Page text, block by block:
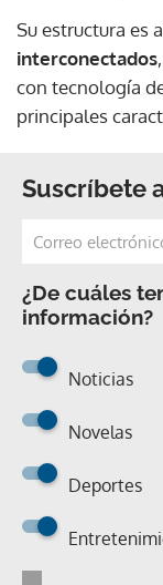
Su estructura es
interconectados
con tecnología
principales
Suscríbete
¿De cuáles
información?
Noticias
Novelas
Deportes